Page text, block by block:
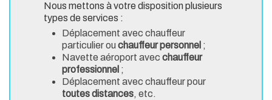
Nous mettons à votre disposition plusieurs
types de services :
Déplacement avec chauffeur
particulier ou chauffeur personnel ;
Navette aéroport avec chauffeur
professionnel ;
Déplacement avec chauffeur pour
toutes distances, etc.